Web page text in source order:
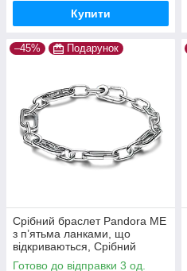
Купити
–45% Подарунок
Срібний браслет Pandora ME
з п’ятьма ланками, що
відкриваються, Срібний
браслет Пандора 5 ланок
Готово до відправки 3 од.